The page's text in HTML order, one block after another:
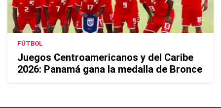
FÚTBOL
Juegos Centroamericanos y del Caribe
2026: Panamá gana la medalla de Bronce